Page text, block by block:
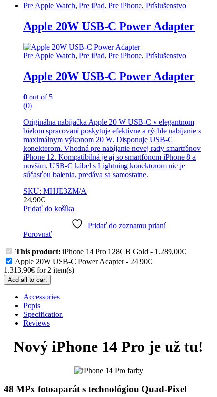
Pre Apple Watch, Pre iPad, Pre iPhone, Príslušenstvo
Apple 20W USB-C Power Adapter
Pre Apple Watch, Pre iPad, Pre iPhone, Príslušenstvo
Apple 20W USB-C Power Adapter
0 out of 5
(0)
Originálna nabíjačka Apple 20 W USB-C v elegantnom
bielom spracovaní poskytuje efektívne a rýchle nabíjanie s
maximálnym výkonom 20 W. Disponuje USB-C
konektorom. Vhodná pre nabíjanie novej rady smartfónov
iPhone 12. Kompatibilná je aj so smartfónom iPhone 8 a
novším. USB-C kábel s Lightning konektorom nie je
súčasťou balenia, predáva sa samostatne.
SKU: MHJE3ZM/A
24,90€
Pridať do košíka
Pridať do zoznamu prianí
Porovnať
This product: iPhone 14 Pro 128GB Gold - 1.289,00€
Apple 20W USB-C Power Adapter- 24,90€
1.313,90€ for 2 item(s)
Add all to cart
Accessories
Popis
Specification
Reviews
Nový iPhone 14 Pro je už tu!
48 MPx fotoaparát s technológiou Quad-Pixel